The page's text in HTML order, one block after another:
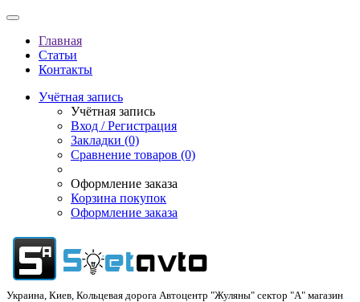
Главная
Статьи
Контакты
Учётная запись
Учётная запись
Вход / Регистрация
Закладки (0)
Сравнение товаров (0)
Оформление заказа
Корзина покупок
Оформление заказа
Украина, Киев, Кольцевая дорога Автоцентр "Жуляны" сектор "А" магазин